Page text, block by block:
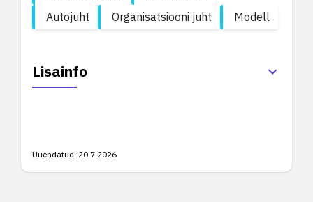
Autojuht
Organisatsiooni juht Modell
Lisainfo
Uuendatud: 20.7.2026